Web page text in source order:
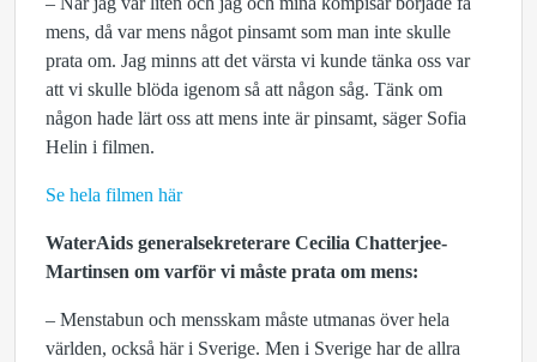
mens, då var mens något pinsamt som man inte skulle
prata om. Jag minns att det värsta vi kunde tänka oss var
att vi skulle blöda igenom så att någon såg. Tänk om
någon hade lärt oss att mens inte är pinsamt, säger Sofia
Helin i filmen.
Se hela filmen här
WaterAids generalsekreterare Cecilia Chatterjee-
Martinsen om varför vi måste prata om mens:
– Menstabun och mensskam måste utmanas över hela
världen, också här i Sverige. Men i Sverige har de allra